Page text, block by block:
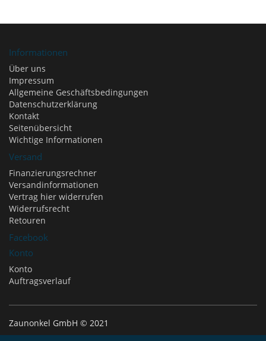
Informationen
Über uns
Impressum
Allgemeine Geschäftsbedingungen
Datenschutzerklärung
Kontakt
Seitenübersicht
Wichtige Informationen
Versand
Finanzierungsrechner
Versandinformationen
Vertrag hier widerrufen
Widerrufsrecht
Retouren
Facebook
Konto
Konto
Auftragsverlauf
Zaunonkel GmbH © 2021